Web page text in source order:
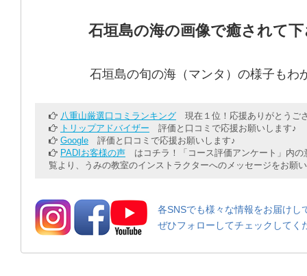
石垣島の海の画像で癒されて
石垣島の旬の海（マンタ）の様子もわ
八重山厳選口コミランキング 現在１位！応援ありがとうご
トリップアドバイザー 評価と口コミで応援お願いします♪
Google 評価と口コミで応援お願いします♪
PADIお客様の声 はコチラ！「コース評価アンケート」内の
覧より、うみの教室のインストラクターへのメッセージをお願
各SNSでも様々な情報をお届けし
ぜひフォローしてチェックしてく